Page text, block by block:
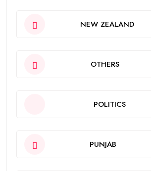
NEW ZEALAND
OTHERS
POLITICS
PUNJAB